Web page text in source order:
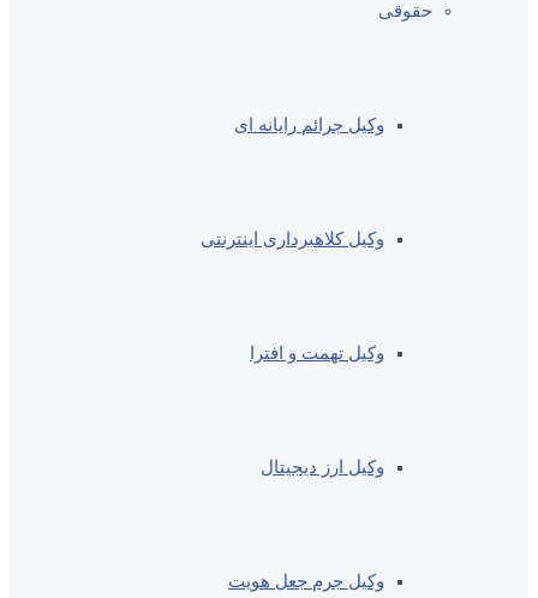
حقوقی
وکیل جرائم رایانه ای
وکیل کلاهبرداری اینترنتی
وکیل تهمت و افترا
وکیل ارز دیجیتال
وکیل جرم جعل هویت